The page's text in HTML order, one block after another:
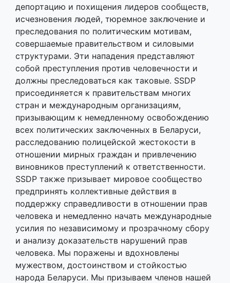
депортацию и похищения лидеров сообществ,
исчезновения людей, тюремное заключение и
преследования по политическим мотивам,
совершаемые правительством и силовыми
структурами. Эти нападения представляют
собой преступления против человечности и
должны преследоваться как таковые. SSDP
присоединяется к правительствам многих
стран и международным организациям,
призывающим к немедленному освобождению
всех политических заключенных в Беларуси,
расследованию полицейской жестокости в
отношении мирных граждан и привлечению
виновников преступлений к ответственности.
SSDP также призывает мировое сообщество
предпринять коллективные действия в
поддержку справедливости в отношении прав
человека и немедленно начать международные
усилия по независимому и прозрачному сбору
и анализу доказательств нарушений прав
человека. Мы поражены и вдохновлены
мужеством, достоинством и стойкостью
народа Беларуси. Мы призываем членов нашей